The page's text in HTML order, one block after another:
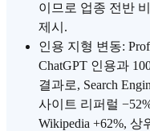
이므로 업종 전반
제시.
인용 지형 변동:
ChatGPT 인용과
결과로, Search
사이트 리퍼럴
Wikipedia +62%, 상